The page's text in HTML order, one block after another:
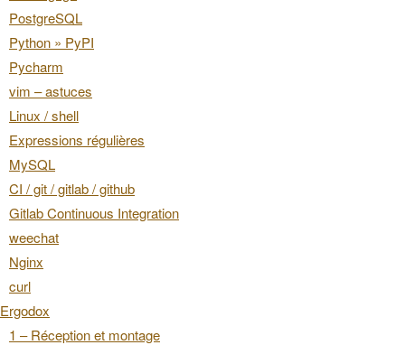
PostgreSQL
Python » PyPI
Pycharm
vim – astuces
Linux / shell
Expressions régulières
MySQL
CI / git / gitlab / github
Gitlab Continuous Integration
weechat
Nginx
curl
Ergodox
1 – Réception et montage